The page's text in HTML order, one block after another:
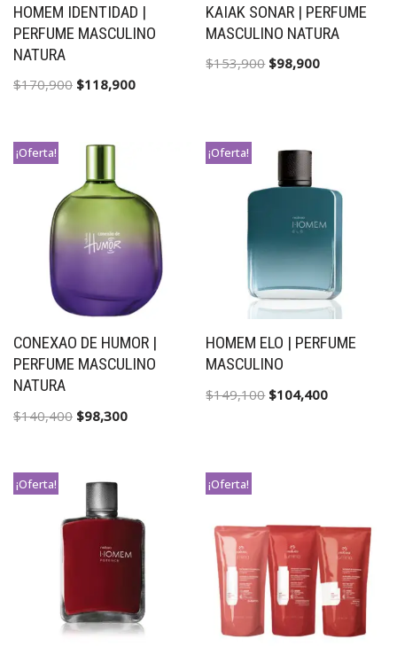
HOMEM IDENTIDAD |
PERFUME MASCULINO
NATURA
$170,900 $118,900
KAIAK SONAR | PERFUME
MASCULINO NATURA
$153,900 $98,900
¡Oferta!
CONEXAO DE HUMOR |
PERFUME MASCULINO
NATURA
$140,400 $98,300
¡Oferta!
HOMEM ELO | PERFUME
MASCULINO
$149,100 $104,400
¡Oferta! ¡Oferta!